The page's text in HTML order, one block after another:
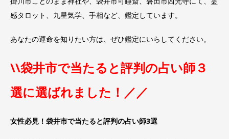
感タロット、九星気学、手相など、鑑定しています。
あなたの運命を知りたい方は、ぜひ鑑定にいらしてください。
\\袋井市で当たると評判の占い師３
選に選ばれました！／／
女性必見！袋井市で当たると評判の占い師3選